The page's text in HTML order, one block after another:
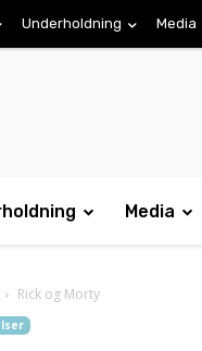
Underholdning Media
Media
Rick og Morty